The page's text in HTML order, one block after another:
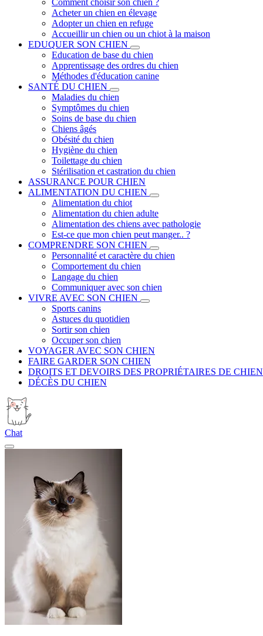
Comment choisir son chien ?
Acheter un chien en élevage
Adopter un chien en refuge
Accueillir un chien ou un chiot à la maison
EDUQUER SON CHIEN
Education de base du chien
Apprentissage des ordres du chien
Méthodes d'éducation canine
SANTÉ DU CHIEN
Maladies du chien
Symptômes du chien
Soins de base du chien
Chiens âgés
Obésité du chien
Hygiène du chien
Toilettage du chien
Stérilisation et castration du chien
ASSURANCE POUR CHIEN
ALIMENTATION DU CHIEN
Alimentation du chiot
Alimentation du chien adulte
Alimentation des chiens avec pathologie
Est-ce que mon chien peut manger.. ?
COMPRENDRE SON CHIEN
Personnalité et caractère du chien
Comportement du chien
Langage du chien
Communiquer avec son chien
VIVRE AVEC SON CHIEN
Sports canins
Astuces du quotidien
Sortir son chien
Occuper son chien
VOYAGER AVEC SON CHIEN
FAIRE GARDER SON CHIEN
DROITS ET DEVOIRS DES PROPRIÉTAIRES DE CHIEN
DÉCÈS DU CHIEN
Chat